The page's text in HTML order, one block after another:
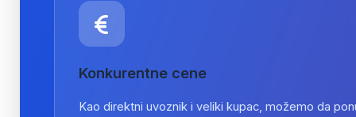
Konkurentne cene
Kao direktni uvoznik i veliki kupac, možemo da